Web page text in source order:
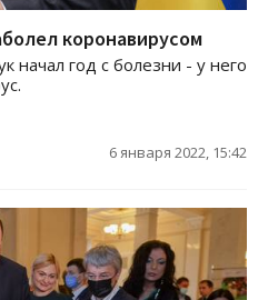
коронавирусом
начал год с болезни - у него
6 января 2022, 15:42